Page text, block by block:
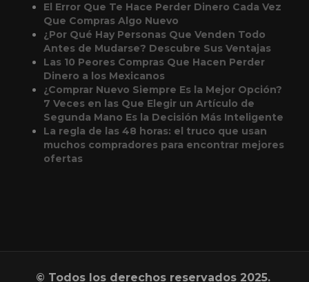
El Error Que Te Hace Perder Dinero Cada Vez
Que Compras Algo Nuevo
¿Por Qué Hay Personas Que Venden Todo
Antes de Mudarse? Descubre Sus Ventajas
Las 10 Peores Compras Que Hacen Perder
Dinero a los Mexicanos
¿Comprar Nuevo Siempre Es la Mejor Opción?
7 Veces en las Que Elegir un Artículo de
Segunda Mano Es la Decisión Más Inteligente
La regla de las 48 horas: el truco que usan
muchos compradores para encontrar mejores
ofertas
© Todos los derechos reservados 2025.